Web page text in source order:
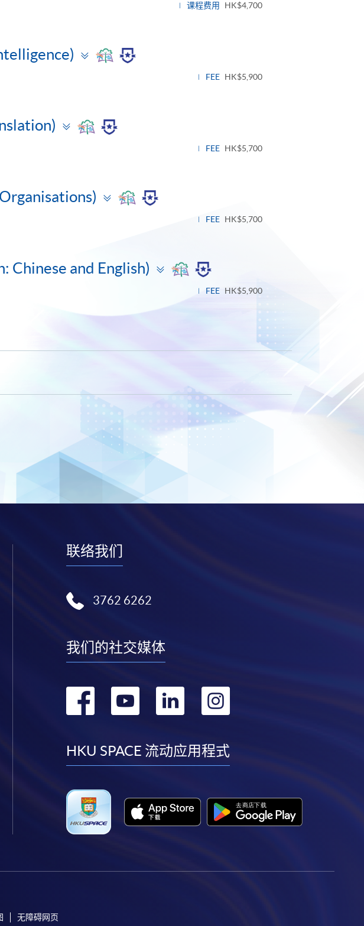
课程费用 HK$4,700
Toggle
FEE HK$5,900
Toggle
FEE HK$5,700
Toggle
FEE HK$5,700
and English)
Toggle
panelFEE HK$5,900
联络我们
3762 6262
我们的社交媒体
转
facebook
转
youtube
转
linkedininstagram
HKU SPACE 流动应用程式
无障碍网页